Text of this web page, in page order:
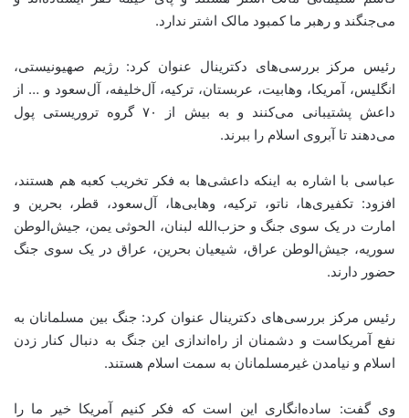
می‌جنگند و رهبر ما کمبود مالک اشتر ندارد.
رئیس مرکز بررسی‌های دکترینال عنوان کرد: رژیم صهیونیستی،
انگلیس، آمریکا، وهابیت، عربستان، ترکیه، آل‌خلیفه، آل‌سعود و … از
داعش پشتیبانی می‌کنند و به بیش از ۷۰ گروه تروریستی پول
می‌دهند تا آبروی اسلام را ببرند.
عباسی با اشاره به اینکه داعشی‌ها به فکر تخریب کعبه هم هستند،
افزود: تکفیری‌ها، ناتو، ترکیه، وهابی‌ها، آل‌سعود، قطر، بحرین و
امارت در یک سوی جنگ و حزب‌الله لبنان، الحوثی یمن، جیش‌الوطن
سوریه، جیش‌الوطن عراق، شیعیان بحرین، عراق در یک سوی جنگ
حضور دارند.
رئیس مرکز بررسی‌های دکترینال عنوان کرد: جنگ بین مسلمانان به
نفع آمریکاست و دشمنان از راه‌اندازی این جنگ به دنبال کنار زدن
اسلام و نیامدن غیرمسلمانان به سمت اسلام هستند.
وی گفت: ساده‌انگاری این است که فکر کنیم آمریکا خیر ما را